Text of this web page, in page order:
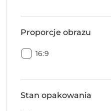
Proporcje obrazu
Proporcje
16:9
Stan opakowania